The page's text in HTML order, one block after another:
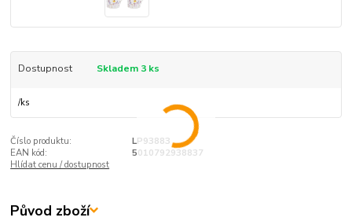
Dostupnost Skladem 3 ks
/ks
Číslo produktu:
LP93883
EAN kód:
5010792938837
Hlídat cenu / dostupnost
Původ zboží